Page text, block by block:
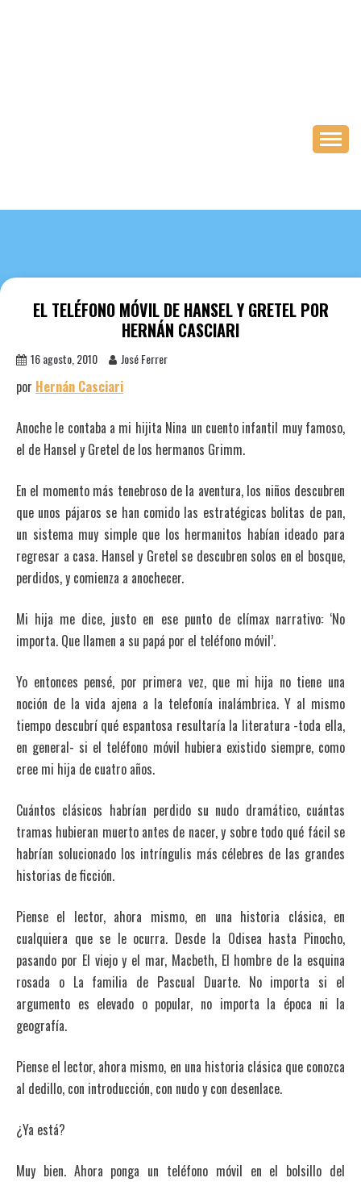
EL TELÉFONO MÓVIL DE HANSEL Y GRETEL POR
HERNÁN CASCIARI
16 agosto, 2010 José Ferrer
por Hernán Casciari
Anoche le contaba a mi hijita Nina un cuento infantil muy famoso,
el de Hansel y Gretel de los hermanos Grimm.
En el momento más tenebroso de la aventura, los niños descubren
que unos pájaros se han comido las estratégicas bolitas de pan,
un sistema muy simple que los hermanitos habían ideado para
regresar a casa. Hansel y Gretel se descubren solos en el bosque,
perdidos, y comienza a anochecer.
Mi hija me dice, justo en ese punto de clímax narrativo: ‘No
importa. Que llamen a su papá por el teléfono móvil’.
Yo entonces pensé, por primera vez, que mi hija no tiene una
noción de la vida ajena a la telefonía inalámbrica. Y al mismo
tiempo descubrí qué espantosa resultaría la literatura -toda ella,
en general- si el teléfono móvil hubiera existido siempre, como
cree mi hija de cuatro años.
Cuántos clásicos habrían perdido su nudo dramático, cuántas
tramas hubieran muerto antes de nacer, y sobre todo qué fácil se
habrían solucionado los intríngulis más célebres de las grandes
historias de ficción.
Piense el lector, ahora mismo, en una historia clásica, en
cualquiera que se le ocurra. Desde la Odisea hasta Pinocho,
pasando por El viejo y el mar, Macbeth, El hombre de la esquina
rosada o La familia de Pascual Duarte. No importa si el
argumento es elevado o popular, no importa la época ni la
geografía.
Piense el lector, ahora mismo, en una historia clásica que conozca
al dedillo, con introducción, con nudo y con desenlace.
¿Ya está?
Muy bien. Ahora ponga un teléfono móvil en el bolsillo del